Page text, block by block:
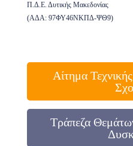
Π.Δ.Ε. Δυτικής Μακεδονίας
(ΑΔΑ: 97ΦΥ46ΝΚΠΔ-ΨΘ9)
Αίτημα
Τράπεζα